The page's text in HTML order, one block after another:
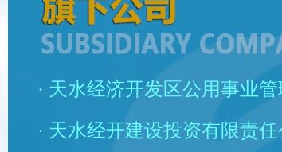
· 天水经济开发区公用事业
· 天水经开建设投资有限责任